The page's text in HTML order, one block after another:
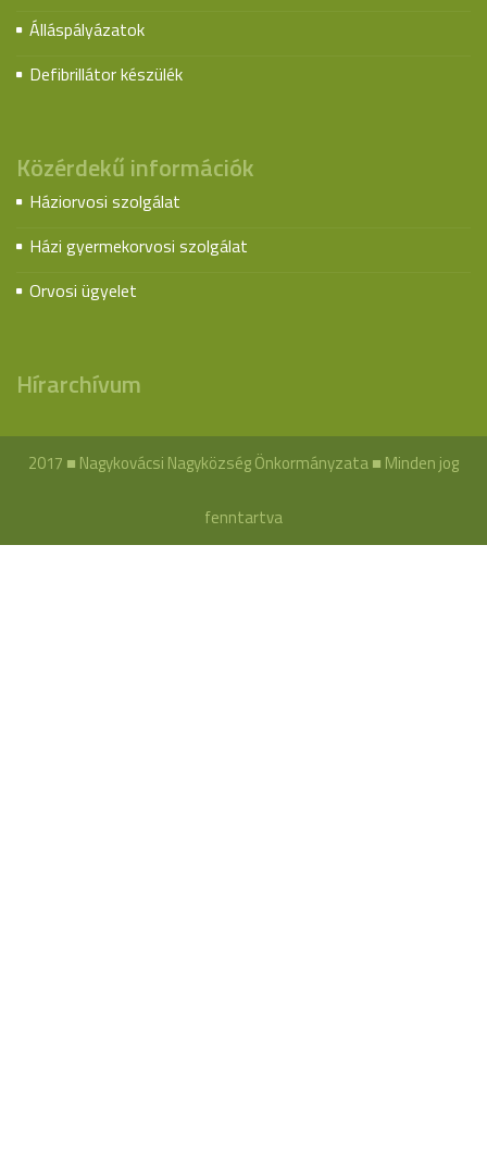
Álláspályázatok
Defibrillátor készülék
Közérdekű információk
Háziorvosi szolgálat
Házi gyermekorvosi szolgálat
Orvosi ügyelet
Hírarchívum
2017 ■ Nagykovácsi Nagyközség Önkormányzata ■ Minden jog
fenntartva